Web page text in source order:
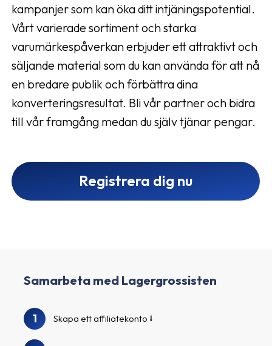
kampanjer som kan öka ditt intjäningspotential.
Vårt varierade sortiment och starka
varumärkespåverkan erbjuder ett attraktivt och
säljande material som du kan använda för att nå
en bredare publik och förbättra dina
konverteringsresultat. Bli vår partner och bidra
till vår framgång medan du själv tjänar pengar.
Registrera dig nu
Samarbeta med Lagergrossisten
1 Skapa ett affiliatekonto